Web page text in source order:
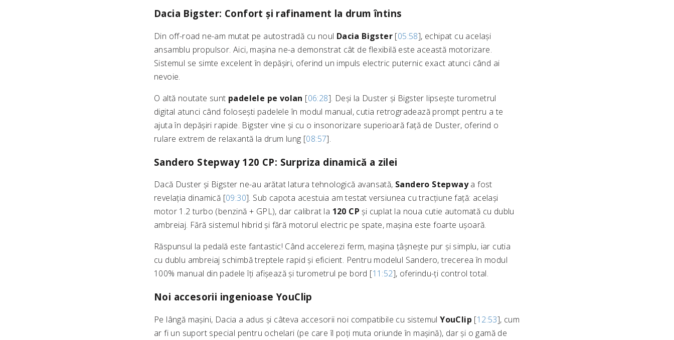
Dacia Bigster: Confort și rafinament la drum întins
Din off-road ne-am mutat pe autostradă cu noul Dacia Bigster [05:58], echipat cu același
ansamblu propulsor. Aici, mașina ne-a demonstrat cât de flexibilă este această motorizare.
Sistemul se simte excelent în depășiri, oferind un impuls electric puternic exact atunci când ai
nevoie.
O altă noutate sunt padelele pe volan [06:28]. Deși la Duster și Bigster lipsește turometrul
digital atunci când folosești padelele în modul manual, cutia retrogradează prompt pentru a te
ajuta în depășiri rapide. Bigster vine și cu o insonorizare superioară față de Duster, oferind o
rulare extrem de relaxantă la drum lung [08:57].
Sandero Stepway 120 CP: Surpriza dinamică a zilei
Dacă Duster și Bigster ne-au arătat latura tehnologică avansată, Sandero Stepwaya fost
revelația dinamică [09:30]. Sub capota acestuia am testat versiunea cu tracțiune față: același
motor 1.2 turbo (benzină + GPL), dar calibrat la 120 CP și cuplat la noua cutie automată cu dublu
ambreiaj. Fără sistemul hibrid și fără motorul electric pe spate, mașina este foarte ușoară.
Răspunsul la pedală este fantastic! Când accelerezi ferm, mașina țâșnește pur și simplu, iar cutia
cu dublu ambreiaj schimbă treptele rapid și eficient. Pentru modelul Sandero, trecerea în modul
100% manual din padele îți afișează și turometrul pe bord [11:52], oferindu-ți control total.
Noi accesorii ingenioase YouClip
Pe lângă mașini, Dacia a adus și câteva accesorii noi compatibile cu sistemulYouClip [12:53], cum
ar fi un suport special pentru ochelari (pe care îl poți muta oriunde în mașină), dar și o gamă de